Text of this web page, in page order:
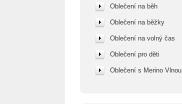
Oblečení na běh
Oblečení na běžky
Oblečení na volný čas
Oblečení pro děti
Oblečení s Merino Vlnou